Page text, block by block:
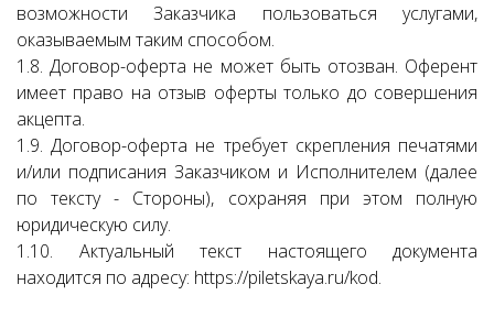
возможности Заказчика пользоваться услугами,
оказываемым таким способом.
1.8. Договор-оферта не может быть отозван. Оферент
имеет право на отзыв оферты только до совершения
акцепта.
1.9. Договор-оферта не требует скрепления печатями
и/или подписания Заказчиком и Исполнителем (далее
по тексту - Стороны), сохраняя при этом полную
юридическую силу.
1.10. Актуальный текст настоящего документа
находится по адресу: https://piletskaya.ru/kod.